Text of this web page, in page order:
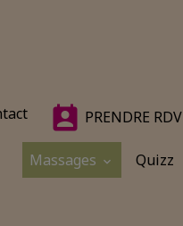
PRENDRE RDV
Massages Quizz